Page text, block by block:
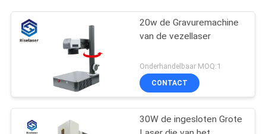
20w de Gravuremachine
van de vezellaser
Onderhandelbaar MOQ:1
CONTACT
30W de ingesloten Grote